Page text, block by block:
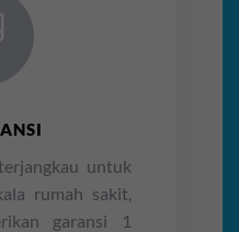
untuk
rumah sakit,
garansi 1